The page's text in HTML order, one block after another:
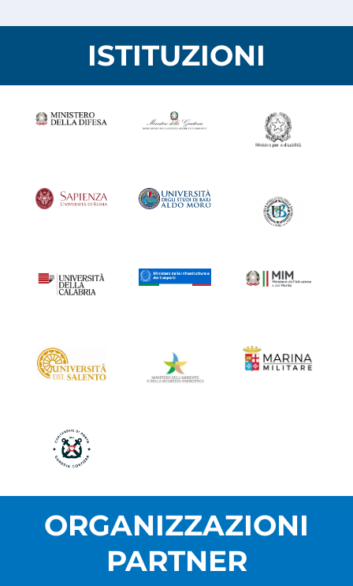
ISTITUZIONI
ORGANIZZAZIONI
PARTNER